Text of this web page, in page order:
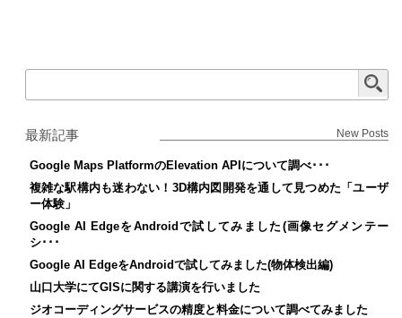
最新記事 New Posts
Google Maps PlatformのElevation APIについて調べ･･･
複雑な駅構内も迷わない！3D構内図開発を通して見つめた「ユーザ
ー体験」
Google AI EdgeをAndroidで試してみました(画像セグメンテー
シ･･･
Google AI EdgeをAndroidで試してみました(物体検出編)
山口大学にてGISに関する講演を行いました
ジオコーディングサービスの精度と料金について調べてみました